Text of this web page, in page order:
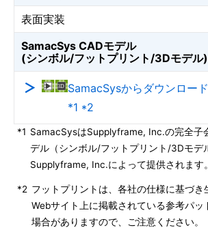
表面実装
SamacSys CADモデル
(シンボル/フットプリント/3Dモデル)
SamacSysからダウンロード
*1 *2
*1 SamacSysはSupplyframe, Inc.の完全子
デル（シンボル/フットプリント/3Dモデ
Supplyframe, Inc.によって提供されます。
*2 フットプリントは、各社の仕様に基づき
Webサイト上に掲載されている参考パッ
場合がありますので、ご注意ください。